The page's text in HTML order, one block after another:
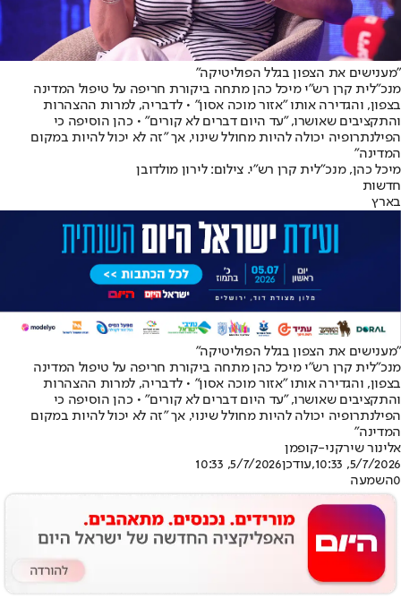
"מענישים את הצפון בגלל הפוליטיקה"
מנכ"לית קרן רש"י מיכל כהן מתחה ביקורת חריפה על טיפול המדינה
בצפון, והגדירה אותו "אזור מוכה אסון" • לדבריה, למרות ההצהרות
והתקציבים שאושרו, "עד היום דברים לא קורים" • כהן הוסיפה כי
הפילנתרופיה יכולה להיות מחולל שינוי, אך "זה לא יכול להיות במקום
המדינה"
מיכל כהן, מנכ"לית קרן רש"י. צילום: לירון מולדובן
חדשות
בארץ
"מענישים את הצפון בגלל הפוליטיקה"
מנכ"לית קרן רש"י מיכל כהן מתחה ביקורת חריפה על טיפול המדינה
בצפון, והגדירה אותו "אזור מוכה אסון" • לדבריה, למרות ההצהרות
והתקציבים שאושרו, "עד היום דברים לא קורים" • כהן הוסיפה כי
הפילנתרופיה יכולה להיות מחולל שינוי, אך "זה לא יכול להיות במקום
המדינה"
אלינור שירקני-קופמן
5/7/2026, 10:33
,עודכן5/7/2026, 10:33
0השמעה